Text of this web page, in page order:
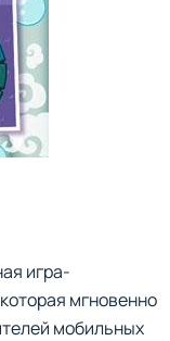
игра-
мгновенно
мобильных